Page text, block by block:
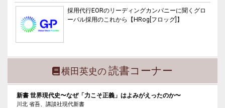
採用代行EORのリーディングカンパニーに聞くグロ
ーバル採用のこれから【HRog[フロッグ]】
横田英史の読書コーナー
新書 世界現代史〜なぜ「力こそ正義」はよみがえったのか〜
川北 省吾、講談社現代新書